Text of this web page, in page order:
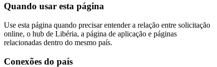
Quando usar esta página
Use esta página quando precisar entender a relação entre solicitação
online, o hub de Libéria, a página de aplicação e páginas
relacionadas dentro do mesmo país.
Conexões do país